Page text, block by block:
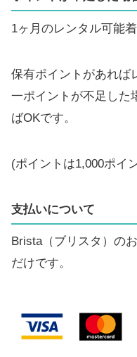
1ヶ月のレンタル可能
保有ポイントがあれば
一ポイントが不足した
ばOKです。
(ポイントは1,000ポイ
支払いについて
Brista（ブリスタ）の
だけです。